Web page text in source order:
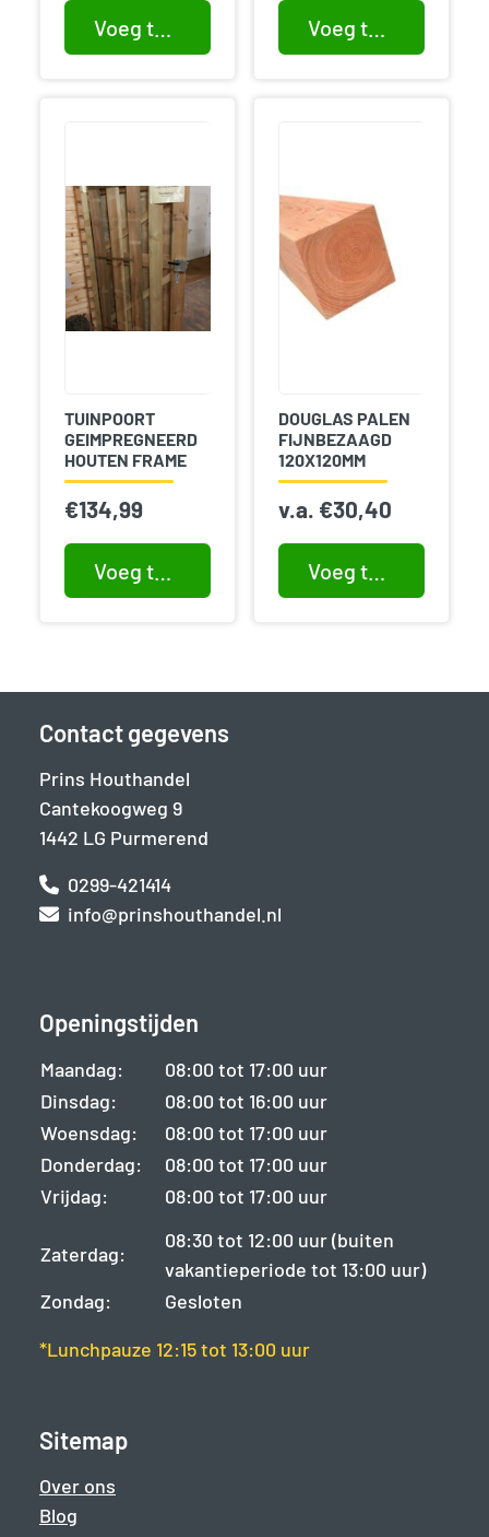
Voeg toe aan winkelwagen Voeg toe aan winkelwagen
TUINPOORT
GEIMPREGNEERD
HOUTEN FRAME
€134,99
Voeg toe aan winkelwagen
DOUGLAS PALEN
FIJNBEZAAGD
120X120MM
v.a. €30,40
Voeg toe aan winkelwagen
Contact gegevens
Prins Houthandel
Cantekoogweg 9
1442 LG Purmerend
0299-421414
info@prinshouthandel.nl
Openingstijden
Maandag:
08:00 tot 17:00 uur
Dinsdag:
08:00 tot 16:00 uur
Woensdag:
08:00 tot 17:00 uur
Donderdag:
08:00 tot 17:00 uur
Vrijdag:
08:00 tot 17:00 uur
Zaterdag:
08:30 tot 12:00 uur (buiten
vakantieperiode tot 13:00 uur)
Zondag:
Gesloten
*Lunchpauze 12:15 tot 13:00 uur
Sitemap
Over ons
Blog